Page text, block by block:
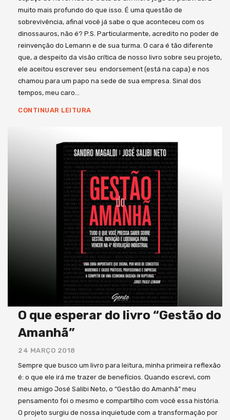
muito mais profundo do que isso. É uma questão de
sobrevivência, afinal você já sabe o que aconteceu com os
dinossauros, não é? P.S. Particularmente, acredito no poder de
reinvenção do Lemann e de sua turma. O cara é tão diferente
que, a despeito da visão crítica de nosso livro sobre seu projeto,
ele aceitou escrever seu endorsement (está na capa) e nos
chamou para um papo na sede de sua empresa. Sinal dos
tempos, meu caro…
CONTINUAR LEITURA
O que esperar do livro “Gestão do
Amanhã”
24 MARÇO 2018
Sempre que busco um livro para leitura, minha primeira reflexão
é: o que ele irá me trazer de benefícios. Quando escrevi, com
meu amigo José Salibi Neto, o “Gestão do Amanhã” meu
pensamento foi o mesmo e compartilho com você essa história.
O projeto surgiu de nossa inquietude com a transformação por